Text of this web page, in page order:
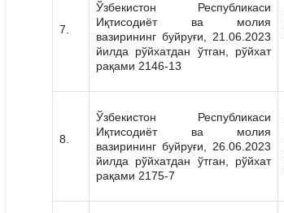
7.
Ўзбекистон Республикаси
Иқтисодиёт ва молия
вазирининг буйруғи, 21.06.2023
йилда рўйхатдан ўтган, рўйхат
рақами 2146-13
8.
Ўзбекистон Республикаси
Иқтисодиёт ва молия
вазирининг буйруғи, 26.06.2023
йилда рўйхатдан ўтган, рўйхат
рақами 2175-7